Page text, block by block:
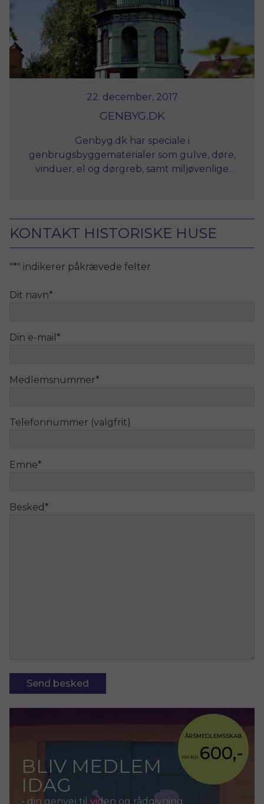
22. december, 2017
GENBYG.DK
Genbyg.dk har speciale i
genbrugsbyggematerialer som gulve, døre,
vinduer, el og dørgreb, samt miljøvenlige
og istandsættelse med respekt for
bevaringsværdierne.
KONTAKT HISTORISKE HUSE
"*" indikerer påkrævede felter
Dit navn*
Din e-mail *
Medlemsnummer*
Telefonnummer (valgfrit)
Emne*
Besked *
BLIV MEDLEM
IDAG
- din genvej til viden og rådgivning
ÅRSMEDLEMSSKAB
FRA KUN 600,-